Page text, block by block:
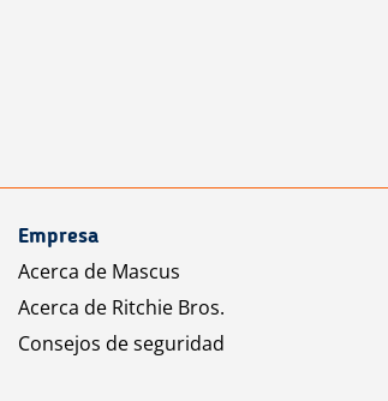
Empresa
Acerca de Mascus
Acerca de Ritchie Bros.
Consejos de seguridad